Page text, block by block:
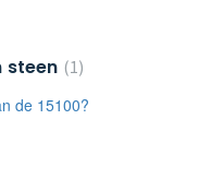
steen 1
de 15100?